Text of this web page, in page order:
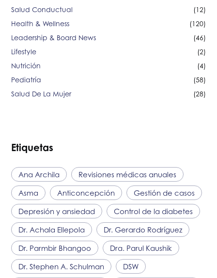
Salud Conductual
(12)
Health & Wellness
(120)
Leadership & Board News
(46)
Lifestyle
(2)
Nutrición
(4)
Pediatría
(58)
Salud De La Mujer
(28)
Etiquetas
Ana Archila Revisiones médicas anuales
Asma Anticoncepción Gestión de casos
Depresión y ansiedad Control de la diabetes
Dr. Achala Ellepola Dr. Gerardo Rodríguez
Dr. Parmbir Bhangoo Dra. Parul Kaushik
Dr. Stephen A. Schulman DSW